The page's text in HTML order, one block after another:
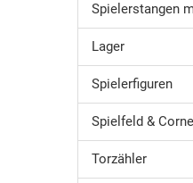
Spielerstangen
Lager
Spielerfiguren
Spielfeld &
Torzähler